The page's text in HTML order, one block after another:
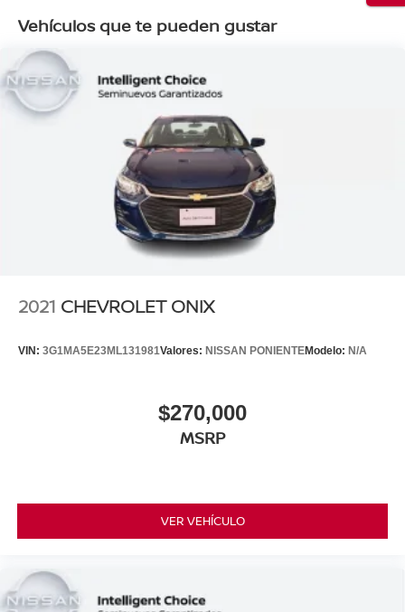
Vehículos que te pueden gustar
2021 CHEVROLET ONIX
VIN: 3G1MA5E23ML131981Valores: NISSAN PONIENTEModelo: N/A
$270,000
MSRP
VER VEHÍCULO